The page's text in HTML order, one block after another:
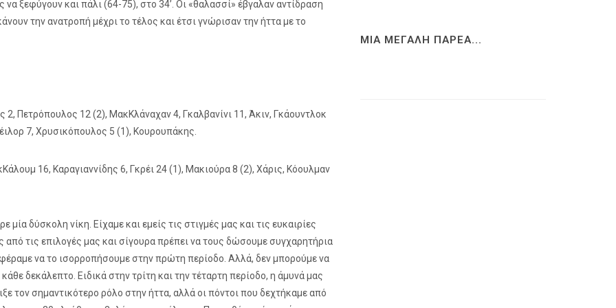
ξεφύγουν και πάλι (64-75), στο 34’. Οι «θαλασσί» έβγαλαν αντίδραση
την ανατροπή μέχρι το τέλος και έτσι γνώρισαν την ήττα με το
2, Πετρόπουλος 12 (2), ΜακΚλάναχαν 4, Γκαλβανίνι 11, Άκιν, Γκάουντλοκ
7, Χρυσικόπουλος 5 (1), Κουρουπάκης.
16, Καραγιαννίδης 6, Γκρέι 24 (1), Μακιούρα 8 (2), Χάρις, Κόουλμαν
δύσκολη νίκη. Είχαμε και εμείς τις στιγμές μας και τις ευκαιρίες
από τις επιλογές μας και σίγουρα πρέπει να τους δώσουμε συγχαρητήρια
να το ισορροπήσουμε στην πρώτη περίοδο. Αλλά, δεν μπορούμε να
δεκάλεπτο. Ειδικά στην τρίτη και την τέταρτη περίοδο, η άμυνά μας
τον σημαντικότερο ρόλο στην ήττα, αλλά οι πόντοι που δεχτήκαμε από
ΜΙΑ ΜΕΓΑΛΗ ΠΑΡΕΑ...